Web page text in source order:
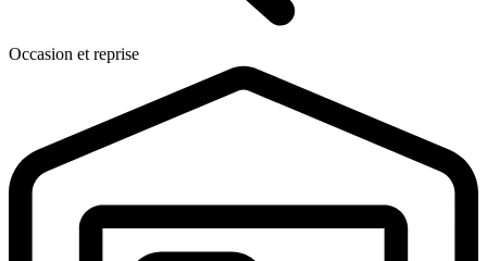
Occasion et reprise